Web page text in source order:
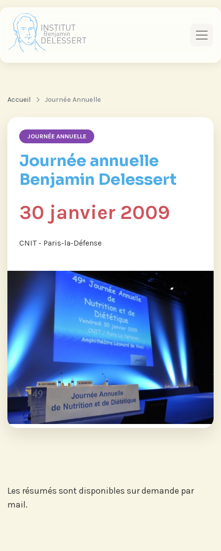
Accueil Journée Annuelle
JOURNÉE ANNUELLE
Journée annuelle
Benjamin Delessert
30 janvier 2009
CNIT - Paris-la-Défense
Les résumés sont disponibles sur demande par
mail.